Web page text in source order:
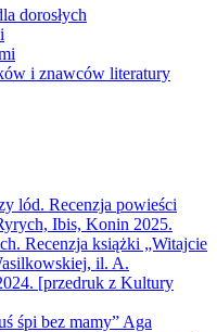
dorosłych
i znawców literatury
lód. Recenzja powieści
Ibis, Konin 2025.
Recenzja książki „Witajcie
il. A.
[przedruk z Kultury
śpi bez mamy” Aga